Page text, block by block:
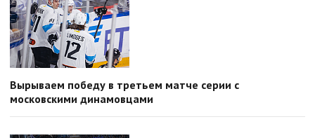
Вырываем победу в третьем матче серии с
московскими динамовцами